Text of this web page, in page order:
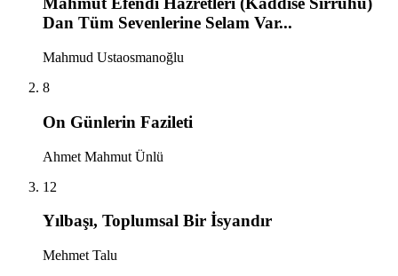
Dan Tüm Sevenlerine Selam Var...
Mahmud Ustaosmanoğlu
8
On Günlerin Fazileti
Ahmet Mahmut Ünlü
12
Yılbaşı, Toplumsal Bir İsyandır
Mehmet Talu